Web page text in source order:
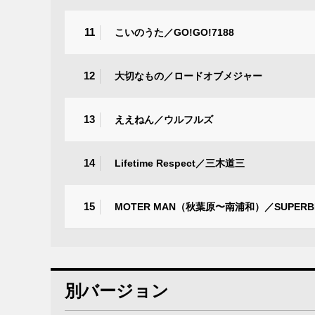
11 こいのうた／GO!GO!7188
12 大切なもの／ロードオブメジャー
13 ええねん／ウルフルズ
14 Lifetime Respect／三木道三
15 MOTER MAN（秋葉原〜南浦和）／
別バージョン